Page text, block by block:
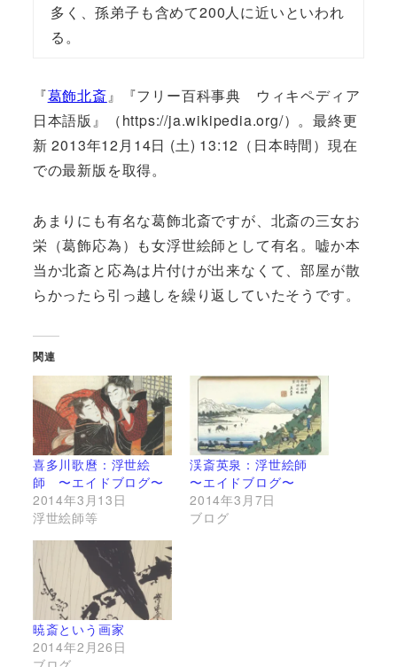
多く、孫弟子も含めて200人に近いといわれ
る。
『葛飾北斎』『フリー百科事典 ウィキペディア
日本語版』（https://ja.wikipedia.org/）。最終更
新 2013年12月14日 (土) 13:12（日本時間）現在
での最新版を取得。
あまりにも有名な葛飾北斎ですが、北斎の三女お
栄（葛飾応為）も女浮世絵師として有名。嘘か本
当か北斎と応為は片付けが出来なくて、部屋が散
らかったら引っ越しを繰り返していたそうです。
関連
喜多川歌麿：浮世絵
師 〜エイドブログ〜
2014年3月13日
浮世絵師等
渓斎英泉：浮世絵師
〜エイドブログ〜
2014年3月7日
ブログ
暁斎という画家
2014年2月26日